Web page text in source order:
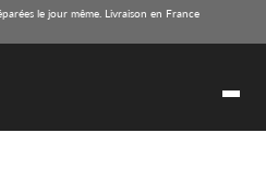
le jour même. Livraison en France